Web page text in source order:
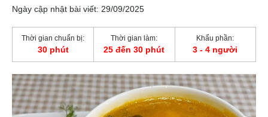
Ngày cập nhật bài viết: 29/09/2025
Thời gian chuẩn bị:
30 phút
Thời gian làm:
25 đến 30 phút
Khẩu phần:
3 - 4 người